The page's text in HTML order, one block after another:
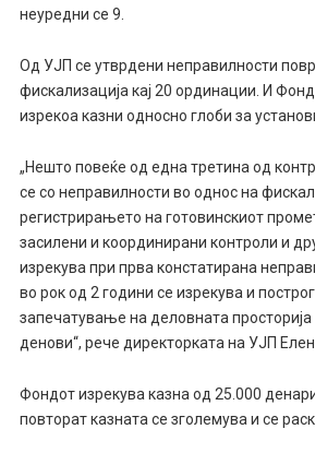
неуредни се 9.
Од УЈП се утврдени неправилности
фискализација кај 20 ординации. И
изрекоа казни односно глоби за
„Нешто повеќе од една третина од
се со неправилности во однос на
регистрирањето на готовинскиот
засилени и координирани контроли и
изрекува при прва констатирана
во рок од 2 години се изрекува и
запечатување на деловната
денови“, рече директорката на УЈП
Фондот изрекува казна од 25.000
повторат казната се зголемува и се